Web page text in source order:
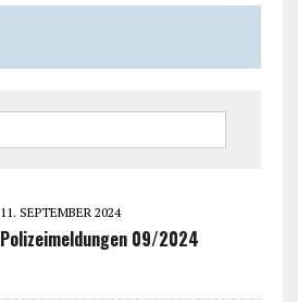
11. SEPTEMBER 2024
Polizeimeldungen 09/2024